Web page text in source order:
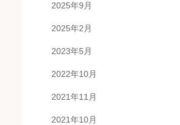
2025年9月
2025年2月
2023年5月
2022年10月
2021年11月
2021年10月